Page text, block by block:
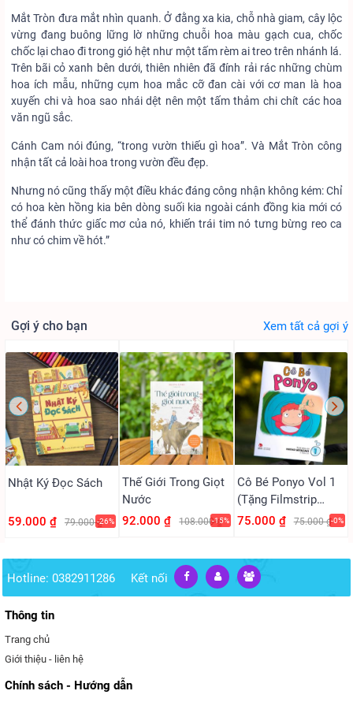
Mắt Tròn đưa mắt nhìn quanh. Ở đằng xa kia, chỗ nhà giam, cây lộc
vừng đang buông lững lờ những chuỗi hoa màu gạch cua, chốc
chốc lại chao đi trong gió hệt như một tấm rèm ai treo trên nhánh lá.
Trên bãi cỏ xanh bên dưới, thiên nhiên đã đính rải rác những chùm
hoa ích mẫu, những cụm hoa mắc cỡ đan cài với cơ man là hoa
xuyến chi và hoa sao nhái dệt nên một tấm thảm chi chít các hoa
văn ngũ sắc.
Cánh Cam nói đúng, “trong vườn thiếu gì hoa”. Và Mắt Tròn công
nhận tất cả loài hoa trong vườn đều đẹp.
Nhưng nó cũng thấy một điều khác đáng công nhận không kém: Chỉ
có hoa kèn hồng kia bên dòng suối kia ngoài cánh đồng kia mới có
thể đánh thức giấc mơ của nó, khiến trái tim nó tưng bừng reo ca
như có chim về hót.”
Gợi ý cho bạn Xem tất cả gợi ý
Nhật Ký Đọc Sách
59.000 ₫ 79.000 ₫-26%
Thế Giới Trong Giọt
Nước
92.000 ₫
108.000 ₫
-15%
Cô Bé Ponyo Vol 1
(Tặng Filmstrip
PVC)
75.000 ₫ 75.000 ₫-0%
Hotline: 0382911286 Kết nối
Thông tin
Trang chủ
Giới thiệu - liên hệ
Chính sách - Hướng dẫn